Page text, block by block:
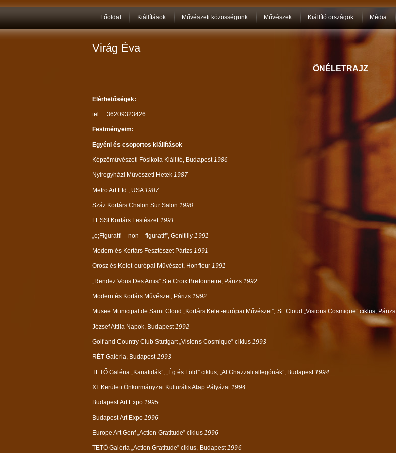
Főoldal Kiállítások Művészeti közösségünk Művészek Kiállító országok Média
Virág Éva
ÖNÉLETRAJZ
Elérhetőségek:
tel.: +36209323426
Festményeim:
Egyéni és csoportos kiállítások
Képzőművészeti Fősikola Kiállító, Budapest1986
Nyíregyházi Művészeti Hetek 1987
Metro Art Ltd., USA1987
Száz Kortárs Chalon Sur Salon 1990
LESSI Kortárs Festészet1991
„e;Figuratfi – non – figuratif”, Genitilly 1991
Modern és Kortárs Fesztészet Párizs 1991
Orosz és Kelet-európai Művészet, Honfleur 1991
„Rendez Vous Des Amis” Ste Croix Bretonneire, Párizs 1992
Modern és Kortárs Művészet, Párizs 1992
Musee Municipal de Saint Cloud „Kortárs Kelet-európai Művészet”, St. Cloud „Visions Cosmique” ciklus, Párizs
József Attila Napok, Budapest1992
Golf and Country Club Stuttgart „Visions Cosmique” ciklus 1993
RÉT Galéria, Budapest1993
TETŐ Galéria „Kariatidák”, „Ég és Föld” ciklus, „Al Ghazzali allegóriák”, Budapest1994
XI. Kerületi Önkormányzat Kulturális Alap Pályázat1994
Budapest Art Expo 1995
Budapest Art Expo 1996
Europe Art Genf „Action Gratitude” ciklus 1996
TETŐ Galéria „Action Gratitude” ciklus, Budapest1996